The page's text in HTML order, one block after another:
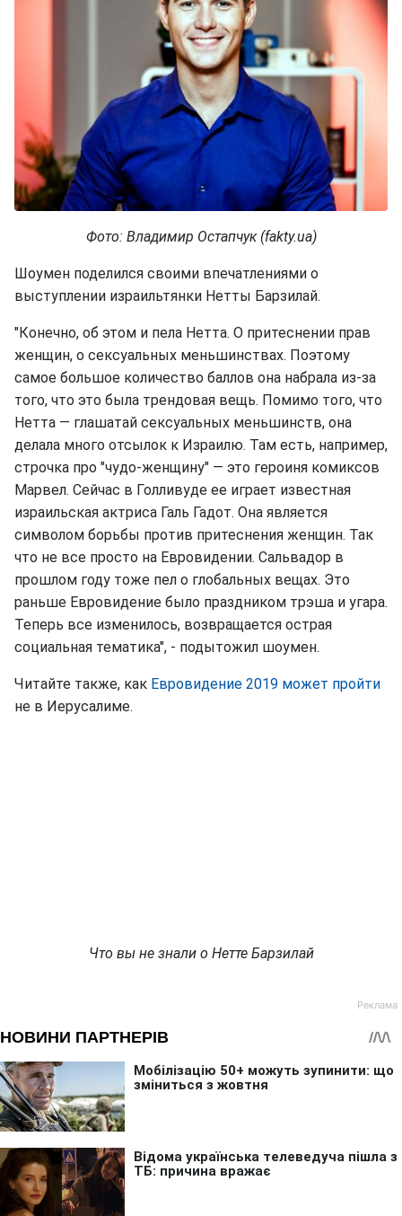
Фото: Владимир Остапчук (fakty.ua)
Шоумен поделился своими впечатлениями о
выступлении израильтянки Нетты Барзилай.
"Конечно, об этом и пела Нетта. О притеснении прав
женщин, о сексуальных меньшинствах. Поэтому
самое большое количество баллов она набрала из-за
того, что это была трендовая вещь. Помимо того, что
Нетта — глашатай сексуальных меньшинств, она
делала много отсылок к Израилю. Там есть, например,
строчка про "чудо-женщину" — это героиня комиксов
Марвел. Сейчас в Голливуде ее играет известная
израильская актриса Галь Гадот. Она является
символом борьбы против притеснения женщин. Так
что не все просто на Евровидении. Сальвадор в
прошлом году тоже пел о глобальных вещах. Это
раньше Евровидение было праздником трэша и угара.
Теперь все изменилось, возвращается острая
социальная тематика", - подытожил шоумен.
Читайте также, как Евровидение 2019 может пройти
не в Иерусалиме.
Что вы не знали о Нетте Барзилай